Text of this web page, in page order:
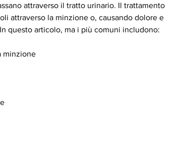
attraverso il tratto urinario. Il trattamento
attraverso la minzione o, causando dolore e
questo articolo, ma i più comuni includono:
minzione